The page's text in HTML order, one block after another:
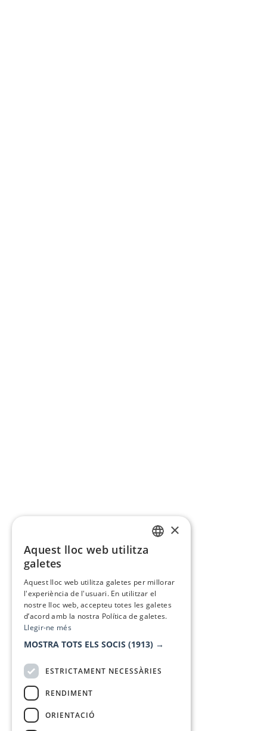
×
Aquest lloc web utilitza
galetes
Aquest lloc web utilitza galetes per millorar
l'experiència de l'usuari. En utilitzar el
nostre lloc web, accepteu totes les galetes
d’acord amb la nostra Política de galetes.
Llegir-ne més
MOSTRA TOTS ELS SOCIS (1913) →
ESTRICTAMENT NECESSÀRIES
RENDIMENT
ORIENTACIÓ